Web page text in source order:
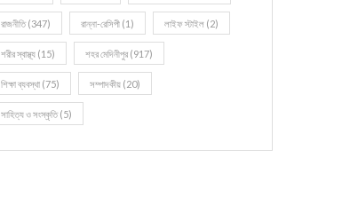
রাজনীতি(347) রান্না-রেসিপী (1) লাইফ স্টাইল (2)
শরীর স্বাস্থ্য (15) শহর মেদিনীপুর (917)
শিক্ষা ব্যবস্থা (75) সম্পাদকীয় (20)
সাহিত্য ও সংস্কৃতি(5)